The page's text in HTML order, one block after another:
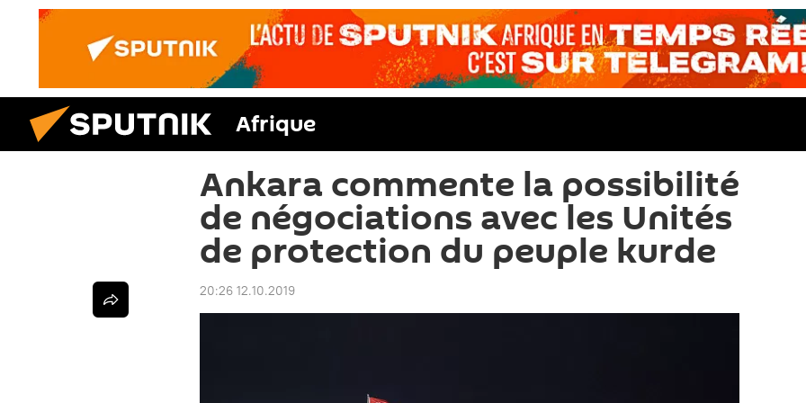
Afrique
Ankara commente la possibilité
de négociations avec les Unités
de protection du peuple kurde
20:26 12.10.2019